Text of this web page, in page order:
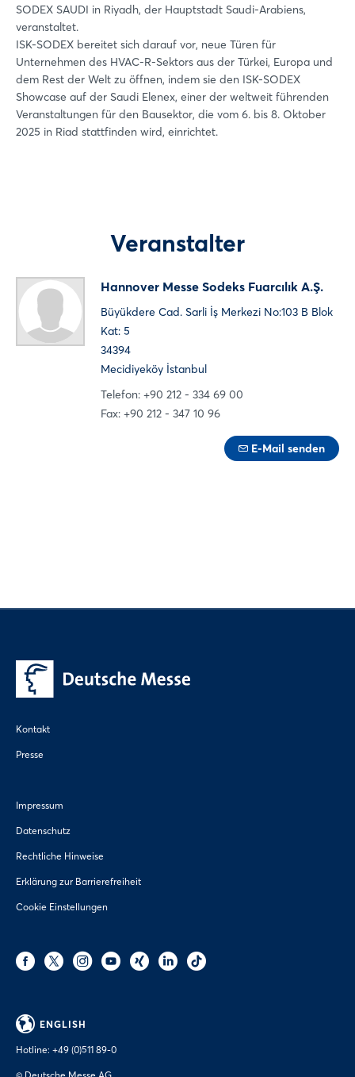
SODEX SAUDI in Riyadh, der Hauptstadt Saudi-Arabiens,
veranstaltet.
ISK-SODEX bereitet sich darauf vor, neue Türen für
Unternehmen des HVAC-R-Sektors aus der Türkei, Europa und
dem Rest der Welt zu öffnen, indem sie den ISK-SODEX
Showcase auf der Saudi Elenex, einer der weltweit führenden
Veranstaltungen für den Bausektor, die vom 6. bis 8. Oktober
Veranstalter
Hannover Messe Sodeks Fuarcılık A.Ş.
Büyükdere Cad. Sarli İş Merkezi No:103 B Blok
Kat: 5
34394
Mecidiyeköy İstanbul
Telefon: +90 212 - 334 69 00
Fax: +90 212 - 347 10 96
E-Mail senden
Kontakt
Presse
Impressum
Datenschutz
Rechtliche Hinweise
Erklärung zur Barrierefreiheit
Cookie Einstellungen
ENGLISH
Hotline: +49 (0)511 89-0
Passwort vergessen?
Noch nicht angemeldet?
Jetzt registrieren